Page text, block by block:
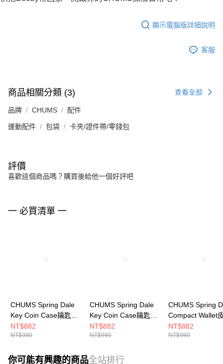
顯示電腦版詳細說明
客服
商品相關分類 (3) 查看全部
品牌 CHUMS 配件
運動配件 包袋 卡夾/證件帶/零錢包
評價
喜歡這個商品嗎？購買後給他一個好評吧
一 必買清單 一
CHUMS Spring Dale
Key Coin Case鑰匙零
錢包 灰/青綠
CH603999G089
NT$882
NT$980
CHUMS Spring Dale
Key Coin Case鑰匙零
錢包 黑/彩虹
CH603999K042
NT$882
NT$980
CHUMS Spring
Compact Wallet
錢包
NT$882
NT$980
你可能有興趣的商品全站排行